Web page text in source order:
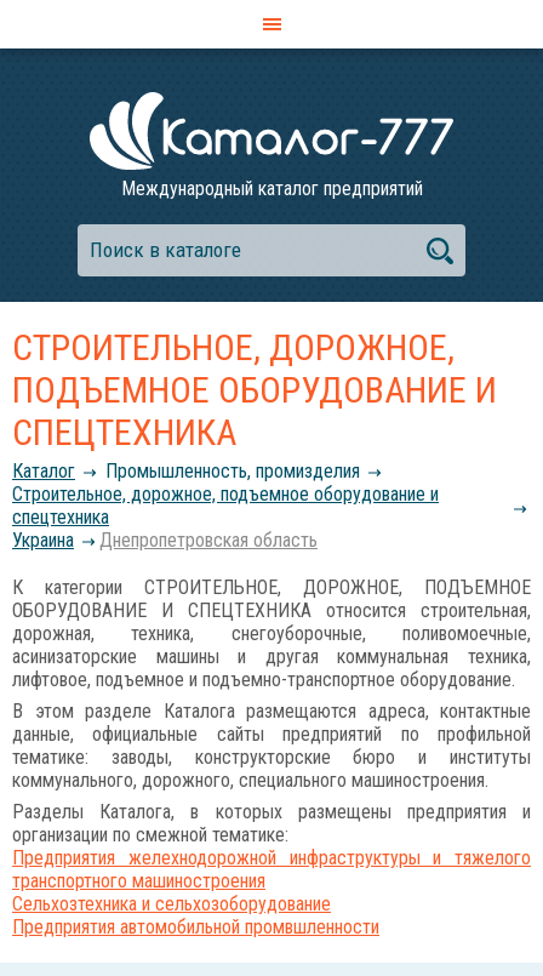
Международный каталог предприятий
СТРОИТЕЛЬНОЕ, ДОРОЖНОЕ,
ПОДЪЕМНОЕ ОБОРУДОВАНИЕ И
СПЕЦТЕХНИКА
Каталог
Промышленность, промизделия
Строительное, дорожное, подъемное оборудование и
спецтехника
Украина
Днепропетровская область
К категории СТРОИТЕЛЬНОЕ, ДОРОЖНОЕ, ПОДЪЕМНОЕ
ОБОРУДОВАНИЕ И СПЕЦТЕХНИКА относится строительная,
дорожная, техника, снегоуборочные, поливомоечные,
асинизаторские машины и другая коммунальная техника,
лифтовое, подъемное и подъемно-транспортное оборудование.
В этом разделе Каталога размещаются адреса, контактные
данные, официальные сайты предприятий по профильной
тематике: заводы, конструкторские бюро и институты
коммунального, дорожного, специального машиностроения.
Разделы Каталога, в которых размещены предприятия и
организации по смежной тематике:
Предприятия желехнодорожной инфраструктуры и тяжелого
транспортного машиностроения
Сельхозтехника и сельхозоборудование
Предприятия автомобильной промвшленности